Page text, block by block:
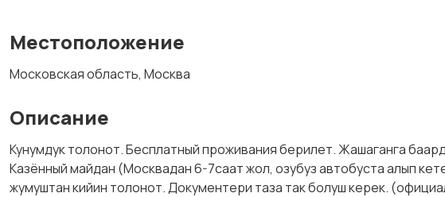
Местоположение
Московская область, Москва
Описание
Кунумдук толонот. Бесплатный проживания берилет. Жашаганга
Казённый майдан (Москвадан 6-7саат жол, озубуз автобуста алып
жумуштан кийин толонот. Документери таза так болуш керек.